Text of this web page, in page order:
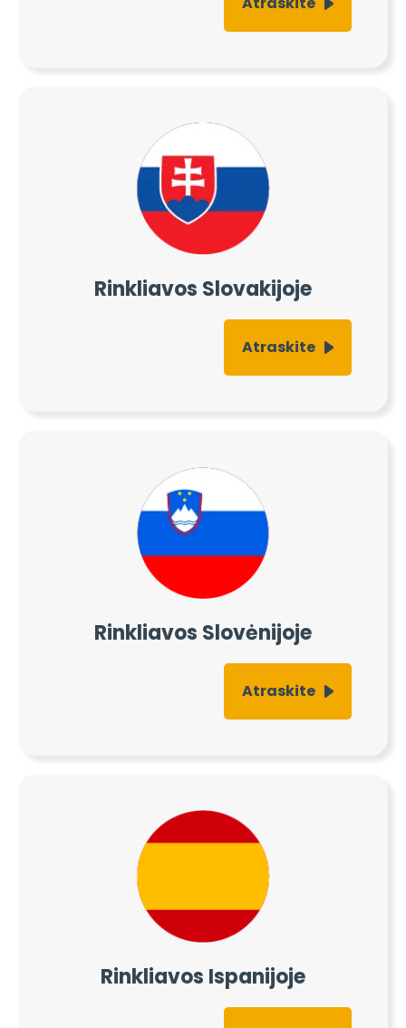
Rinkliavos Slovakijoje
Atraskite
Rinkliavos Slovėnijoje
Atraskite
Rinkliavos Ispanijoje